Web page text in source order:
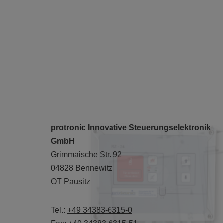
protronic Innovative Steuerungselektronik
GmbH
Grimmaische Str. 92
04828 Bennewitz
OT Pausitz
Tel.: +49 34383-6315-0